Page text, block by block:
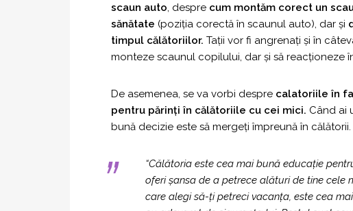
scaun auto, despre cum montăm corect un
sănătate (poziția corectă în scaunul auto), dar și
timpul călătoriilor. Tații vor fi angrenați și în
monteze scaunul copilului, dar și să reacționeze
De asemenea, se va vorbi despre calatoriile în
pentru părinți în călătoriile cu cei mici. Când ai
bună decizie este să mergeți împreună în călătorii.
“Călătoria este cea mai bună educație
oferi șansa de a petrece alături de tine cele
care alegi să-ți petreci vacanța, este cea